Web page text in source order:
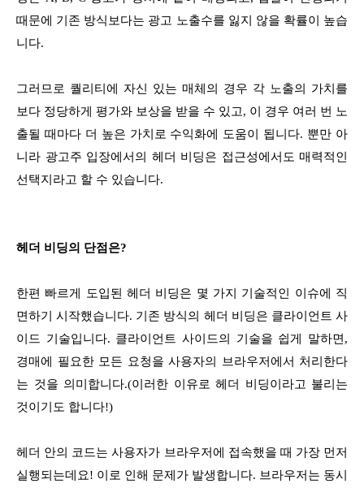
때문에 기존 방식보다는 광고 노출수를 잃지 않을 확률이 높습
니다.
그러므로 퀄리티에 자신 있는 매체의 경우 각 노출의 가치를
보다 정당하게 평가와 보상을 받을 수 있고, 이 경우 여러 번 노
출될 때마다 더 높은 가치로 수익화에 도움이 됩니다. 뿐만 아
니라 광고주 입장에서의 헤더 비딩은 접근성에서도 매력적인
선택지라고 할 수 있습니다.
헤더 비딩의 단점은?
한편 빠르게 도입된 헤더 비딩은 몇 가지 기술적인 이슈에 직
면하기 시작했습니다. 기존 방식의 헤더 비딩은 클라이언트 사
이드 기술입니다. 클라이언트 사이드의 기술을 쉽게 말하면,
경매에 필요한 모든 요청을 사용자의 브라우저에서 처리한다
는 것을 의미합니다.(이러한 이유로 헤더 비딩이라고 불리는
것이기도 합니다!)
헤더 안의 코드는 사용자가 브라우저에 접속했을 때 가장 먼저
실행되는데요! 이로 인해 문제가 발생합니다. 브라우저는 동시